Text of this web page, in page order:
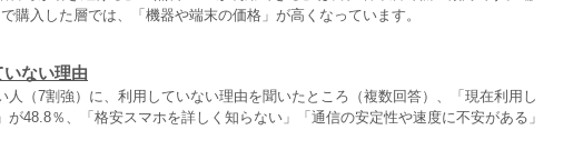
購入した層では、「機器や端末の価格」が高くなっています。
ない理由
人（7割強）に、利用していない理由を聞いたところ（複数回答）、「現在利用し
48.8％、「格安スマホを詳しく知らない」「通信の安定性や速度に不安がある」